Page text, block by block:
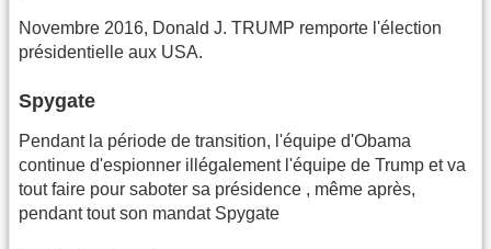
Novembre 2016, Donald J. TRUMP remporte l'élection
présidentielle aux USA.
Spygate
Pendant la période de transition, l'équipe d'Obama
continue d'espionner illégalement l'équipe de Trump et va
tout faire pour saboter sa présidence , même après,
pendant tout son mandat Spygate